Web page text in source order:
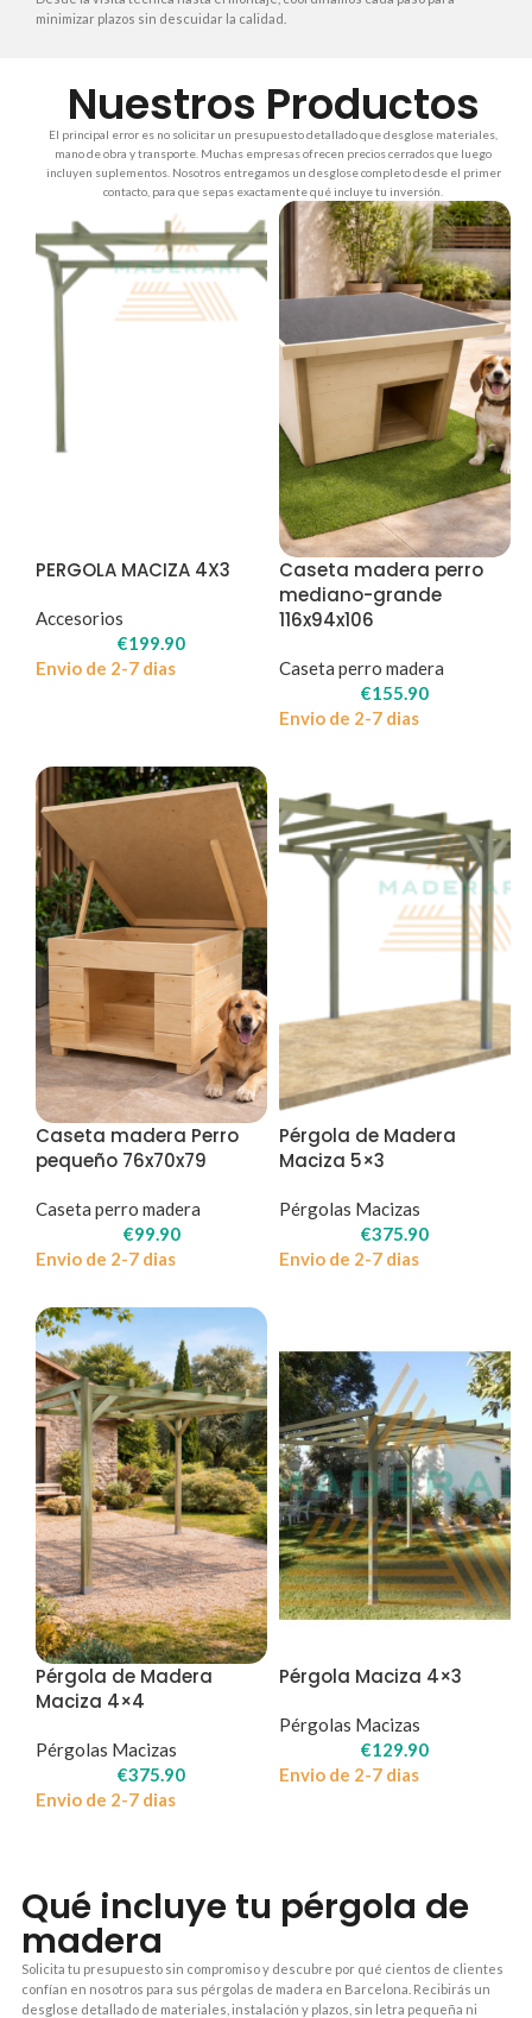
minimizar plazos sin descuidar la calidad.
Nuestros Productos
El principal error es no solicitar un presupuesto detallado que desglose materiales,
mano de obra y transporte. Muchas empresas ofrecen precios cerrados que luego
incluyen suplementos. Nosotros entregamos un desglose completo desde el primer
contacto, para que sepas exactamente qué incluye tu inversión.
PERGOLA MACIZA 4X3
Accesorios
€199.90
Envio de 2-7 dias
Caseta madera perro
mediano-grande
116x94x106
Caseta perro madera
€155.90
Envio de 2-7 dias
Caseta madera Perro
pequeño 76x70x79
Caseta perro madera
€99.90
Envio de 2-7 dias
Pérgola de Madera
Maciza 5×3
Pérgolas Macizas
€375.90
Envio de 2-7 dias
Pérgola de Madera
Maciza 4×4
Pérgolas Macizas
€375.90
Envio de 2-7 dias
Pérgola Maciza 4×3
Pérgolas Macizas
€129.90
Envio de 2-7 dias
Qué incluye tu pérgola de
madera
Solicita tu presupuesto sin compromiso y descubre por qué cientos de clientes
confían en nosotros para sus pérgolas de madera en Barcelona. Recibirás un
desglose detallado de materiales, instalación y plazos, sin letra pequeña ni